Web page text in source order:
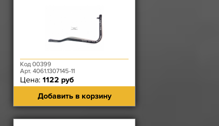
Код 00399
Арт. 4061.1307145-11
Цена: 1122 руб
Добавить в корзину